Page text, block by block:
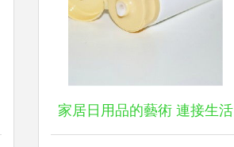
家居日用品的藝術 連接生活